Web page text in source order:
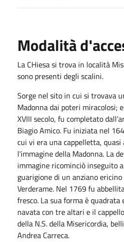
Modalità
La CHiesa si trova in località
sono presenti degli scalini.
Sorge nel sito in cui si trovava
Madonna dai poteri miracolosi;
XVIII secolo, fu completato
Biagio Amico. Fu iniziata nel
cui vi era una cappelletta, quasi
l'immagine della Madonna. La
immagine ricominciò inseguito
guarigione di un anziano
Verderame. Nel 1769 fu
fresco. La sua forma è quadrata
navata con tre altari e il
della N.S. della Misericordia,
Andrea Carreca.